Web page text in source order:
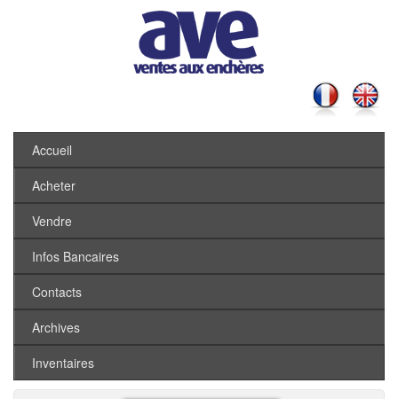
Accueil
Acheter
Vendre
Infos Bancaires
Contacts
Archives
Inventaires